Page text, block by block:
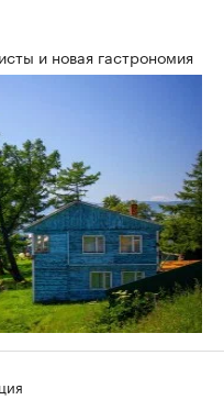
и новая гастрономия